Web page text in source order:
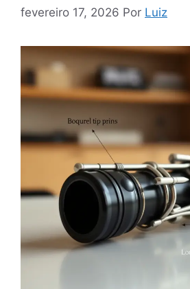
fevereiro 17, 2026 Por Luiz